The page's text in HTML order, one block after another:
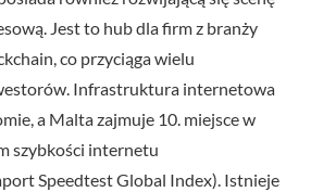
Jest to hub dla firm z branży
co przyciąga wielu
Infrastruktura internetowa
a Malta zajmuje 10. miejsce w
szybkości internetu
Speedtest Global Index). Istnieje